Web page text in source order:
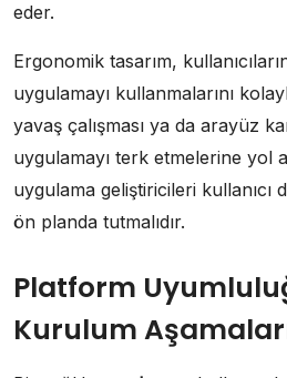
eder.
Ergonomik tasarım,
uygulamayı kullanmalarını
yavaş çalışması ya da arayüz
uygulamayı terk etmelerine yol
uygulama geliştiricileri kullanıcı
ön planda tutmalıdır.
Platform
Kurulum